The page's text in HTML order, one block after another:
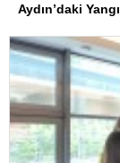
Aydın’daki